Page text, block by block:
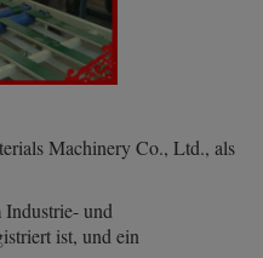
Machinery Co., Ltd., als
Industrie- und
ist, und ein